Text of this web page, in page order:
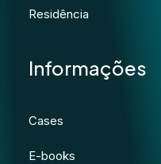
Residência
Informações
Cases
E-books